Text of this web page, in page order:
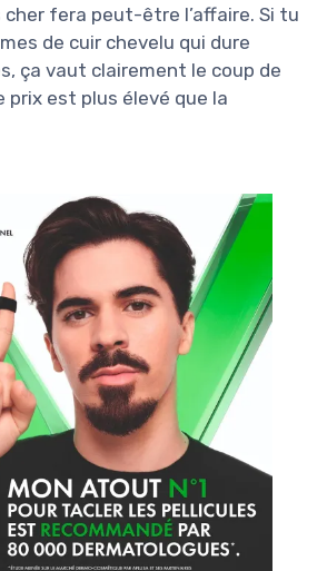
cher fera peut-être l’affaire. Si tu
de cuir chevelu qui dure
ça vaut clairement le coup de
prix est plus élevé que la